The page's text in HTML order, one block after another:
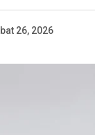
26, 2026